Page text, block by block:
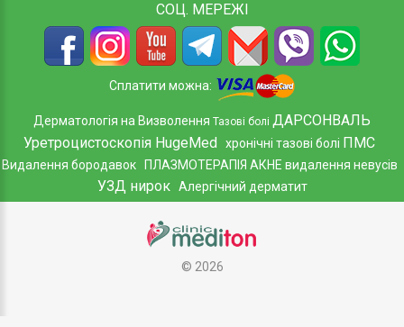
СОЦ. МЕРЕЖІ
Сплатити можна:
Дерматологія на Визволення Тазові болі ДАРСОНВАЛЬ
Уретроцистоскопія HugeMed
хронічні тазові болі ПМС
Видалення бородавок ПЛАЗМОТЕРАПІЯ АКНЕ видалення невусів
УЗД нирок Алергічний дерматит
© 2026